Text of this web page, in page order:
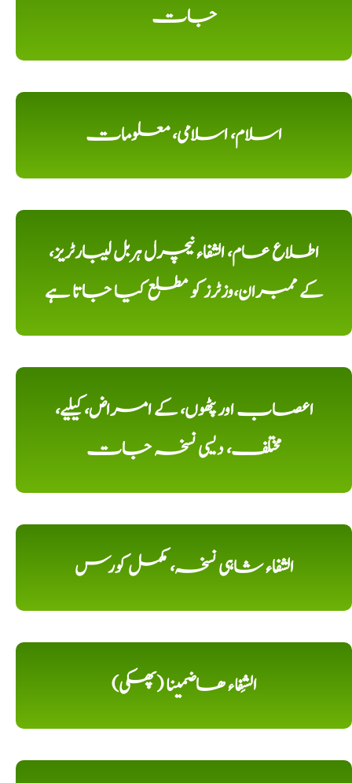
جات
اسلام، اسلامی، معلومات
اطلاع عام، الشفاء نیچرل ہربل لیبارٹریز،
کے ممبران،وزٹرز کو مطلع کیا جاتا ہے
اعصاب اور پٹھوں، کے امراض، کیلیے،
مختلف، دیسی نسخہ جات
الشفاء شاہی نسخہ، مکمل کورس
الشِفاء ھاضمینا (پھکی)